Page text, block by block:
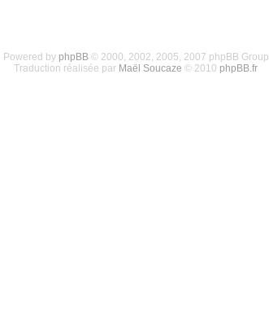
Powered by phpBB© 2000, 2002, 2005, 2007 phpBB Group
Traduction réalisée par Maël Soucaze © 2010 phpBB.fr